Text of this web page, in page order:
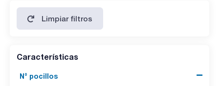
Limpiar filtros
Características
N° pocillos